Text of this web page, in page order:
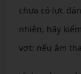
chưa có lực
nhiên, hãy
vợt: nếu âm